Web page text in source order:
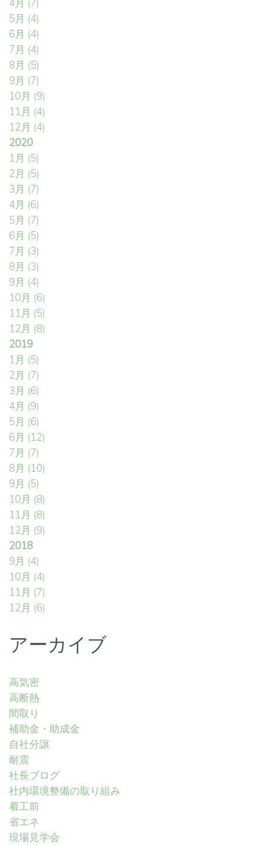
4月 (7)
5月 (4)
6月 (4)
7月 (4)
8月 (5)
9月 (7)
10月 (9)
11月 (4)
12月 (4)
2020
1月 (5)
2月 (5)
3月 (7)
4月 (6)
5月 (7)
6月 (5)
7月 (3)
8月 (3)
9月 (4)
10月 (6)
11月 (5)
12月 (8)
2019
1月 (5)
2月 (7)
3月 (6)
4月 (9)
5月 (6)
6月 (12)
7月 (7)
8月 (10)
9月 (5)
10月 (8)
11月 (8)
12月 (9)
2018
9月 (4)
10月 (4)
11月 (7)
12月 (6)
アーカイブ
高気密
高断熱
間取り
補助金・助成金
自社分譲
耐震
社長ブログ
社内環境整備の取り組み
着工前
省エネ
現場見学会